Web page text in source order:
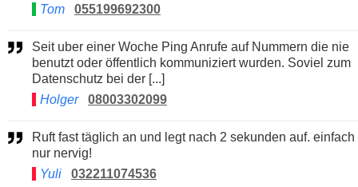
Tom
055199692300
Seit uber einer Woche Ping Anrufe auf Nummern die nie
benutzt oder öffentlich kommuniziert wurden. Soviel zum
Datenschutz bei der [...]
Holger
08003302099
Ruft fast täglich an und legt nach 2 sekunden auf. einfach
nur nervig!
Yuli
032211074536